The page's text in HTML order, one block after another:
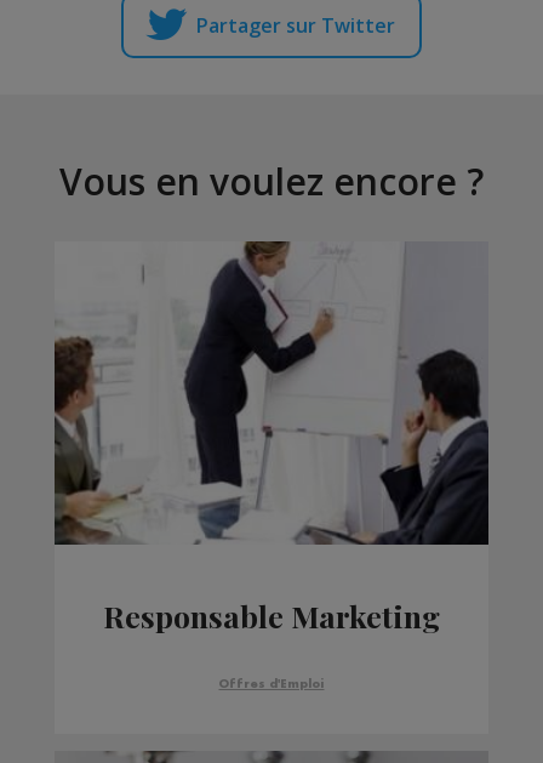
Partager sur Twitter
Vous en voulez encore ?
Responsable Marketing
Offres d'Emploi